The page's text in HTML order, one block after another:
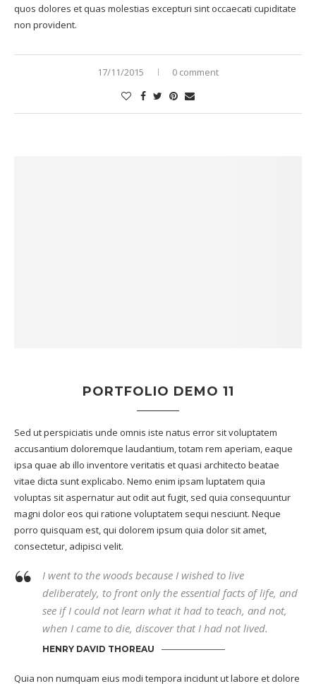
quos dolores et quas molestias excepturi sint occaecati cupiditate
non provident.
17/11/2015 0 comment
PORTFOLIO DEMO 11
Sed ut perspiciatis unde omnis iste natus error sit voluptatem
accusantium doloremque laudantium, totam rem aperiam, eaque
ipsa quae ab illo inventore veritatis et quasi architecto beatae
vitae dicta sunt explicabo. Nemo enim ipsam luptatem quia
voluptas sit aspernatur aut odit aut fugit, sed quia consequuntur
magni dolor eos qui ratione voluptatem sequi nesciunt. Neque
porro quisquam est, qui dolorem ipsum quia dolor sit amet,
consectetur, adipisci velit.
I went to the woods because I wished to live
deliberately, to front only the essential facts of life, and
see if I could not learn what it had to teach, and not,
when I came to die, discover that I had not lived.
HENRY DAVID THOREAU
Quia non numquam eius modi tempora incidunt ut labore et dolore